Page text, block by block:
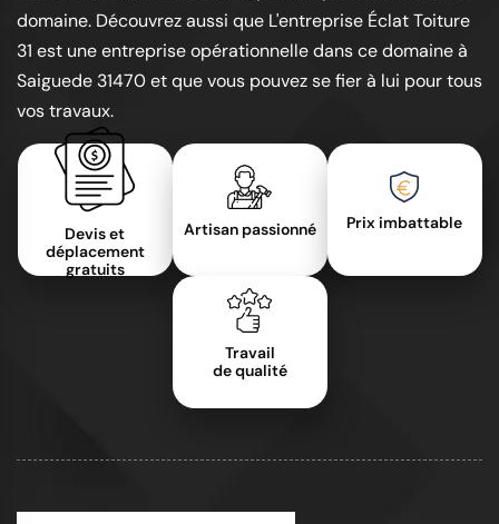
domaine. Découvrez aussi que L'entreprise Éclat Toiture
31 est une entreprise opérationnelle dans ce domaine à
Saiguede 31470 et que vous pouvez se fier à lui pour tous
vos travaux.
Devis et
déplacement
gratuits
Artisan passionné Prix imbattable
Travail
de qualité